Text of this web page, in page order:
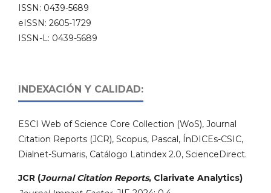
ISSN: 0439-5689
eISSN: 2605-1729
ISSN-L: 0439-5689
INDEXACIÓN Y CALIDAD:
ESCI Web of Science Core Collection (WoS), Journal
Citation Reports (JCR), Scopus, Pascal, ÍnDICEs-CSIC,
Dialnet-Sumaris, Catálogo Latindex 2.0, ScienceDirect.
JCR (Journal Citation Reports, Clarivate Analytics)